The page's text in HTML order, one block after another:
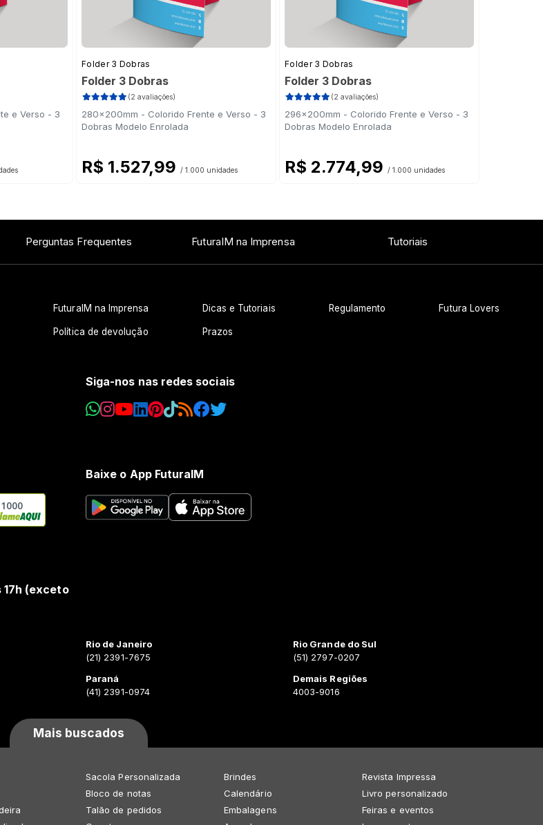
e Verso - 3
Folder 3 Dobras
Folder 3 Dobras
(2 avaliações)
280x200mm - Colorido Frente e Verso - 3
Dobras Modelo Enrolada
R$ 1.527,99 / 1.000 unidades
Folder 3 Dobras
Folder 3 Dobras
(2 avaliações)
296x200mm - Colorido Frente e Verso - 3
Dobras Modelo Enrolada
R$ 2.774,99 / 1.000 unidades
Perguntas Frequentes FuturaIM na Imprensa Tutoriais
FuturaIM na Imprensa Dicas e Tutoriais Regulamento Futura Lovers
Política de devolução Prazos
Siga-nos nas redes sociais
Baixe o App FuturaIM
(exceto
Rio de Janeiro
(21) 2391-7675
Paraná
(41) 2391-0974
Rio Grande do Sul
(51) 2797-0207
Demais Regiões
4003-9016
Mais buscados
Sacola Personalizada
Bloco de notas
Talão de pedidos
Brindes
Calendário
Embalagens
Revista Impressa
Livro personalizado
Feiras e eventos